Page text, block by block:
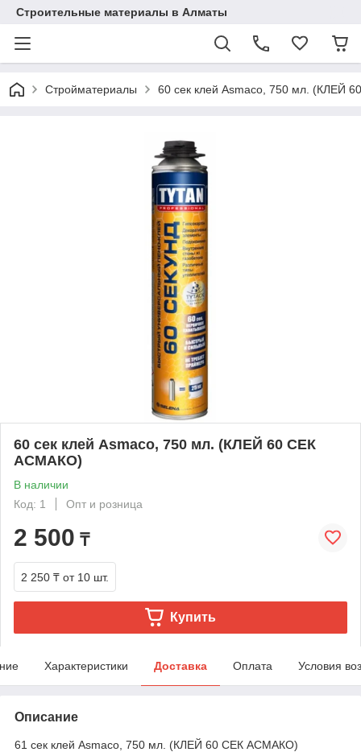
Строительные материалы в Алматы
Стройматериалы 60 сек клей Asmaco, 750 мл. (КЛЕЙ
60 сек клей Asmaco, 750 мл. (КЛЕЙ 60 СЕК
АСМАКО)
В наличии
Код: 1
Опт и розница
2 500 ₸
2 250 ₸ от 10 шт.
Купить
Характеристики Доставка Оплата Условия
Описание
61 сек клей Asmaco, 750 мл. (КЛЕЙ 60 СЕК АСМАКО)